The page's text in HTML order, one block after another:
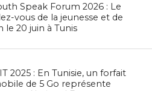
Speak Forum 2026 : Le
vous de la jeunesse et de
le 20 juin à Tunis
2025 : En Tunisie, un forfait
de 5 Go représente